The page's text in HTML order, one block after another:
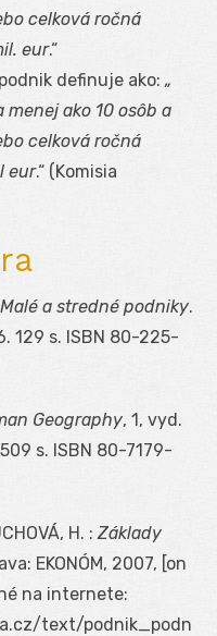
celková ročná
eur.“
definuje ako: „
ako 10 osôb a
celková ročná
eur.“ (Komisia
Malé a stredné podniky.
129 s. ISBN 80-225-
Geography, 1, vyd.
s. ISBN 80-7179-
H. :Základy
EKONÓM, 2007, [on
na internete:
text/podnik_podn